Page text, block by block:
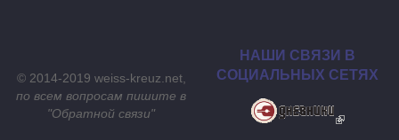
© 2014-2019 weiss-kreuz.net,
по всем вопросам пишите в
"Обратной связи"
НАШИ СВЯЗИ В
СОЦИАЛЬНЫХ СЕТЯХ